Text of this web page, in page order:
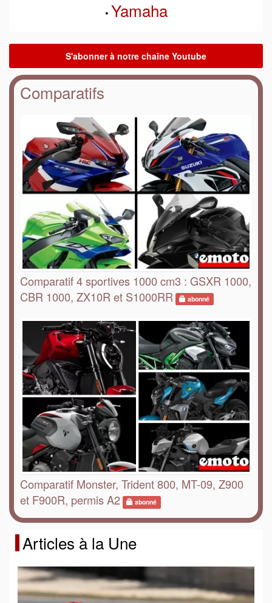
• Yamaha
Comparatifs
Comparatif 4 sportives 1000 cm3 : GSXR 1000,
CBR 1000, ZX10R et S1000RR
abonné
Comparatif Monster, Trident 800, MT-09, Z900
et F900R, permis A2
abonné
Articles à la Une